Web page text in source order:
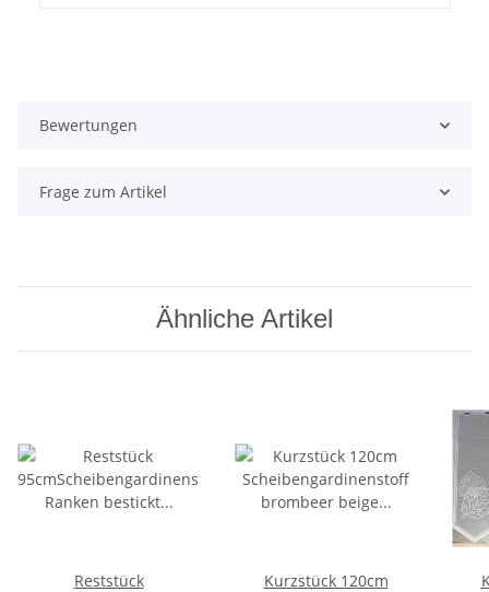
Bewertungen
Frage zum Artikel
Ähnliche Artikel
Reststück
Kurzstück 120cm